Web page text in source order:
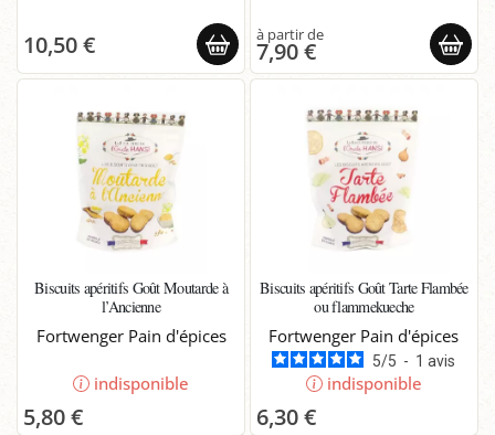
10,50 € 7,90 €
Biscuits apéritifs Goût Moutarde à
l’Ancienne
Fortwenger Pain d'épices
indisponible
5,80 €
Biscuits apéritifs Goût Tarte Flambée
ou flammekueche
Fortwenger Pain d'épices
5/5 - 1avis
indisponible
6,30 €